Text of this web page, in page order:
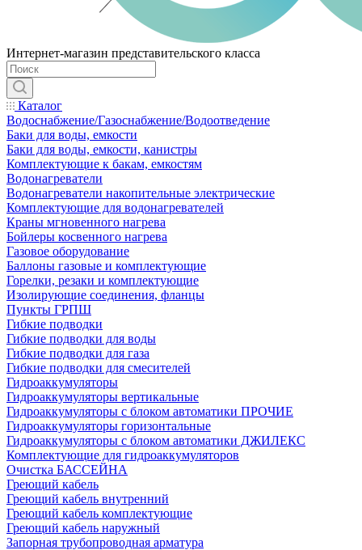
Интернет-магазин представительского класса
Каталог
Водоснабжение/Газоснабжение/Водоотведение
Баки для воды, емкости
Баки для воды, емкости, канистры
Комплектующие к бакам, емкостям
Водонагреватели
Водонагреватели накопительные электрические
Комплектующие для водонагревателей
Краны мгновенного нагрева
Бойлеры косвенного нагрева
Газовое оборудование
Баллоны газовые и комплектующие
Горелки, резаки и комплектующие
Изолирующие соединения, фланцы
Пункты ГРПШ
Гибкие подводки
Гибкие подводки для воды
Гибкие подводки для газа
Гибкие подводки для смесителей
Гидроаккумуляторы
Гидроаккумуляторы вертикальные
Гидроаккумуляторы с блоком автоматики ПРОЧИЕ
Гидроаккумуляторы горизонтальные
Гидроаккумуляторы с блоком автоматики ДЖИЛЕКС
Комплектующие для гидроаккумуляторов
Очистка БАССЕЙНА
Греющий кабель
Греющий кабель внутренний
Греющий кабель комплектующие
Греющий кабель наружный
Запорная трубопроводная арматура